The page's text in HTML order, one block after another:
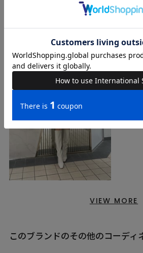
VIEW MORE
このブランドのその他のコーディ